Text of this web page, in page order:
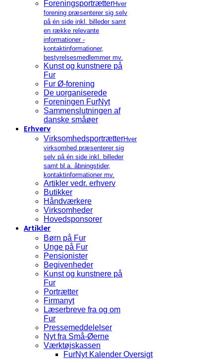
ForeningsportrætterHver
forening præsenterer sig selv
på én side inkl. billeder samt
en række relevante
informationer -
kontaktinformationer,
bestyrelsesmedlemmer mv.
Kunst og kunstnere på
Fur
Fur Ø-forening
De uorganiserede
Foreningen FurNyt
Sammenslutningen af
danske småøer
Erhverv
VirksomhedsportrætterHver
virksomhed præsenterer sig
selv på én side inkl. billeder
samt bl.a. åbningstider,
kontaktinformationer mv.
Artikler vedr. erhverv
Butikker
Håndværkere
Virksomheder
Hovedsponsorer
Artikler
Børn på Fur
Unge på Fur
Pensionister
Begivenheder
Kunst og kunstnere på
Fur
Portrætter
Firmanyt
Læserbreve fra og om
Fur
Pressemeddelelser
Nyt fra Små-Øerne
Værktøjskassen
FurNyt Kalender Oversigt